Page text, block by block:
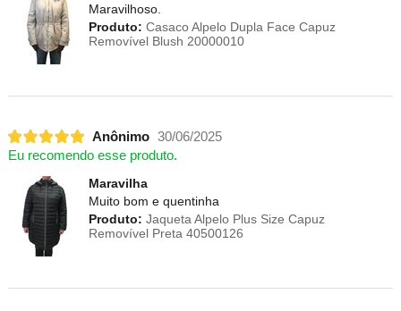
Maravilhoso.
Produto: Casaco Alpelo Dupla Face Capuz
Removível Blush 20000010
Anônimo 30/06/2025
Eu recomendo esse produto.
Maravilha
Muito bom e quentinha
Produto: Jaqueta Alpelo Plus Size Capuz
Removível Preta 40500126